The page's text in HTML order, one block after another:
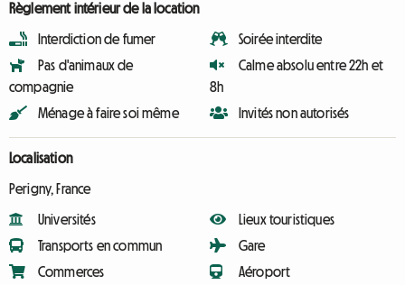
Règlement intérieur de la location
Interdiction de fumer
Pas d'animaux de
compagnie
Ménage à faire soi même
Soirée interdite
Calme absolu entre 22h et
8h
Invités non autorisés
Localisation
Perigny, France
Universités
Transports en commun
Commerces
Lieux touristiques
Gare
Aéroport